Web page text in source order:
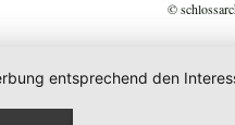
©
entsprechend den